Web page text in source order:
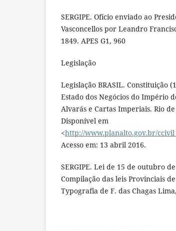
SERGIPE. Ofício enviado ao
Vasconcellos por Leandro
1849. APES G1, 960
Legislação
Legislação BRASIL. Constituição
Estado dos Negócios do Império
Alvarás e Cartas Imperiais. Rio
Disponível em
<http://www.planalto.gov.br/
Acesso em: 13 abril 2016.
SERGIPE. Lei de 15 de outubro
Compilação das leis Provinciais
Typografia de F. das Chagas